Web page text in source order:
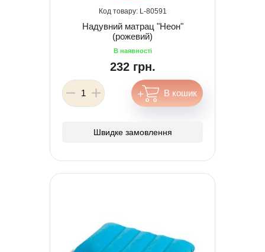
80591
Надувний матрац "Неон"
(рожевий)
232 грн.
Швидке замовлення